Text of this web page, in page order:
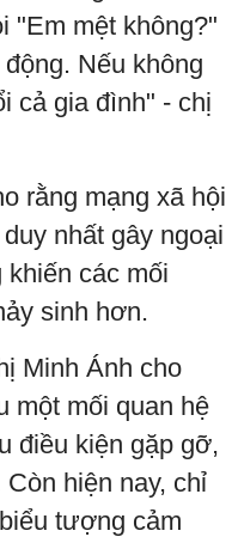
"Em mệt không?"
Nếu không
cả gia đình" - chị
rằng mạng xã hội
nhất gây ngoại
các mối
sinh hơn.
Minh Ánh cho
một mối quan hệ
điều kiện gặp gỡ,
hiện nay, chỉ
tượng cảm